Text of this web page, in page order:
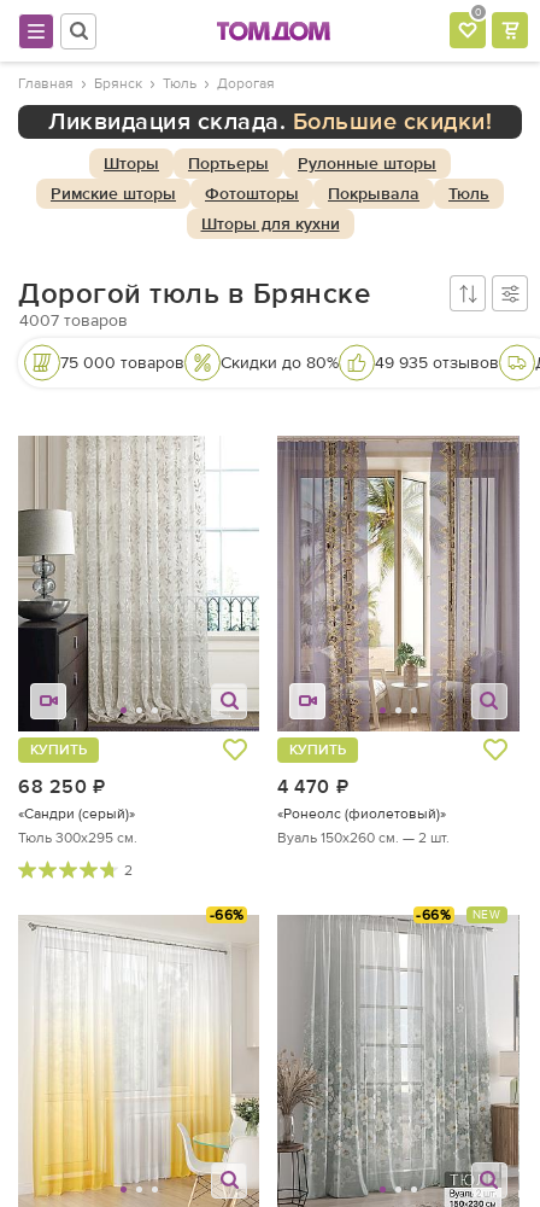
0
Главная Брянск Тюль Дорогая
Ликвидация склада. Большие скидки!
Шторы Портьеры
Рулонные шторы
Римские шторы
Фотошторы Покрывала
Тюль
Шторы для кухни
Дорогой тюль в Брянске
4007 товаров
75 000 товаров Скидки до 80% 49 935 отзывов
68 250
КУПИТЬ
«Сандри (серый)»
Тюль 300х295 см.
2
4 470
КУПИТЬ
«Ронеолс (фиолетовый)»
Вуаль 150х260 см. — 2 шт.
-66% -66% NEW